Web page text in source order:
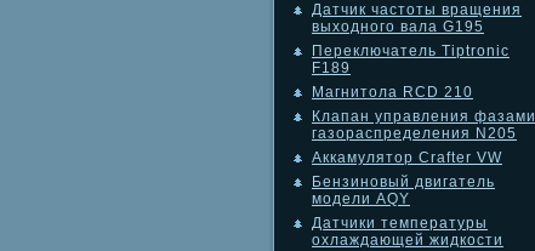
Датчик частоты вращения
выходного вала G195
Переключатель Tiptronic
F189
Магнитола RCD 210
Клапан управления фазами
газораспределения N205
Аккамулятор Crafter VW
Бензиновый двигатель
модели AQY
Датчики температуры
охлаждающей жидкости